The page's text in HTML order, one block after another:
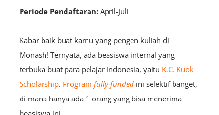
Periode Pendaftaran: April-Juli
Kabar baik buat kamu yang pengen kuliah di
Monash! Ternyata, ada beasiswa internal yang
terbuka buat para pelajar Indonesia, yaitu K.C. Kuok
Scholarship. Program fully-funded ini selektif banget,
di mana hanya ada 1 orang yang bisa menerima
beasiswa ini.